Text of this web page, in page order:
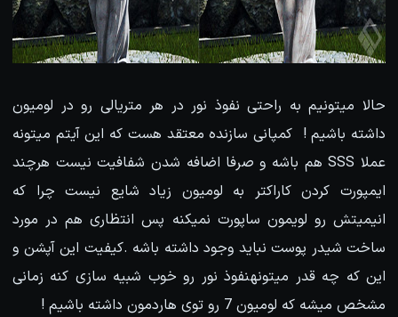
حالا میتونیم به راحتی نفوذ نور در هر متریالی رو در لومیون
داشته باشیم ! کمپانی سازنده معتقد هست که این آیتم میتونه
عملا SSS هم باشه و صرفا اضافه شدن شفافیت نیست هرچند
ایمپورت کردن کاراکتر به لومیون زیاد شایع نیست چرا که
انیمیتش رو لویمون ساپورت نمیکنه پس انتظاری هم در مورد
ساخت شیدر پوست نباید وجود داشته باشه .کیفیت این آپشن و
این که چه قدر میتونهنفوذ نور رو خوب شبیه سازی کنه زمانی
مشخص میشه که لومیون 7 رو توی هاردمون داشته باشیم !